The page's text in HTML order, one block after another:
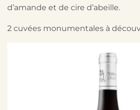
d’amande et de cire d’abeille.
2 cuvées monumentales à